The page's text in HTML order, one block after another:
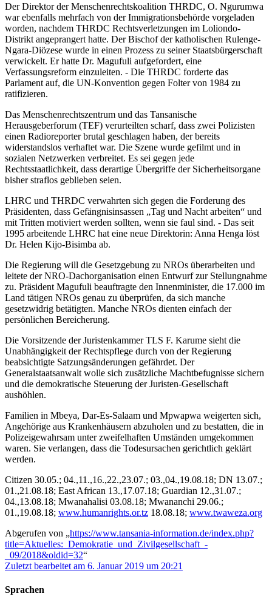
Der Direktor der Menschenrechtskoalition THRDC, O. Ngurumwa
war ebenfalls mehrfach von der Immigrationsbehörde vorgeladen
worden, nachdem THRDC Rechtsverletzungen im Loliondo-
Distrikt angeprangert hatte. Der Bischof der katholischen Rulenge-
Ngara-Diözese wurde in einen Prozess zu seiner Staatsbürgerschaft
verwickelt. Er hatte Dr. Magufuli aufgefordert, eine
Verfassungsreform einzuleiten. - Die THRDC forderte das
Parlament auf, die UN-Konvention gegen Folter von 1984 zu
ratifizieren.
Das Menschenrechtszentrum und das Tansanische
Herausgeberforum (TEF) verurteilten scharf, dass zwei Polizisten
einen Radioreporter brutal geschlagen haben, der bereits
widerstandslos verhaftet war. Die Szene wurde gefilmt und in
sozialen Netzwerken verbreitet. Es sei gegen jede
Rechtsstaatlichkeit, dass derartige Übergriffe der Sicherheitsorgane
bisher straflos geblieben seien.
LHRC und THRDC verwahrten sich gegen die Forderung des
Präsidenten, dass Gefängnisinsassen „Tag und Nacht arbeiten“ und
mit Tritten motiviert werden sollten, wenn sie faul sind. - Das seit
1995 arbeitende LHRC hat eine neue Direktorin: Anna Henga löst
Dr. Helen Kijo-Bisimba ab.
Die Regierung will die Gesetzgebung zu NROs überarbeiten und
leitete der NRO-Dachorganisation einen Entwurf zur Stellungnahme
zu. Präsident Magufuli beauftragte den Innenminister, die 17.000 im
Land tätigen NROs genau zu überprüfen, da sich manche
gesetzwidrig betätigten. Manche NROs dienten einfach der
persönlichen Bereicherung.
Die Vorsitzende der Juristenkammer TLS F. Karume sieht die
Unabhängigkeit der Rechtspflege durch von der Regierung
beabsichtigte Satzungsänderungen gefährdet. Der
Generalstaatsanwalt wolle sich zusätzliche Machtbefugnisse sichern
und die demokratische Steuerung der Juristen-Gesellschaft
aushöhlen.
Familien in Mbeya, Dar-Es-Salaam und Mpwapwa weigerten sich,
Angehörige aus Krankenhäusern abzuholen und zu bestatten, die in
Polizeigewahrsam unter zweifelhaften Umständen umgekommen
waren. Sie verlangen, dass die Todesursachen gerichtlich geklärt
werden.
Citizen 30.05.; 04.,11.,16.,22.,23.07.; 03.,04.,19.08.18; DN 13.07.;
01.,21.08.18; East African 13.,17.07.18; Guardian 12.,31.07.;
04.,13.08.18; Mwanahalisi 03.08.18; Mwananchi 29.06.;
01.,19.08.18; www.humanrights.or.tz 18.08.18; www.twaweza.org
Abgerufen von „https://www.tansania-information.de/index.php?
title=Aktuelles:_Demokratie_und_Zivilgesellschaft_-
_09/2018&oldid=32“
Zuletzt bearbeitet am 6. Januar 2019 um 20:21
Sprachen